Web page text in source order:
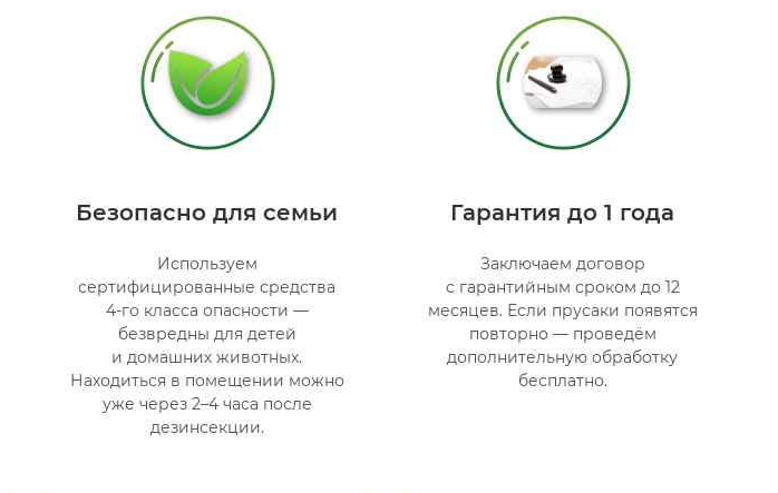
Безопасно для семьи
Используем
сертифицированные средства
4-го класса опасности —
безвредны для детей
и домашних животных.
Находиться в помещении можно
уже через 2–4 часа после
дезинсекции.
Гарантия до 1 года
Заключаем договор
с гарантийным сроком до 12
месяцев. Если прусаки появятся
повторно — проведём
дополнительную обработку
бесплатно.